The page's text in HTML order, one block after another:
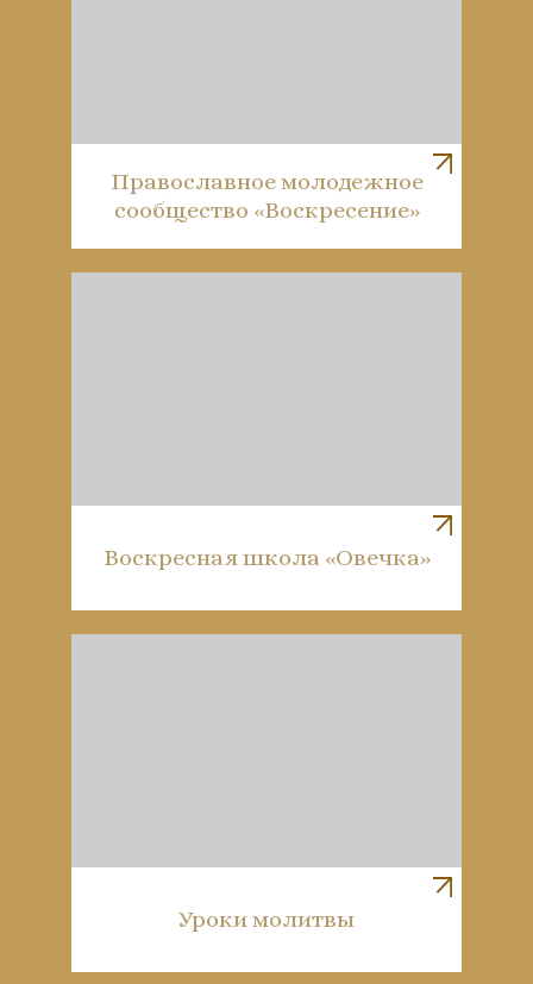
Уроки молитвы
Воскресная школа «Овечка»
Православное молодежное
сообщество «Воскресение»